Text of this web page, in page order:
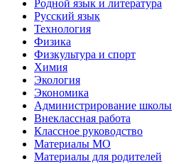
Родной язык и литература
Русский язык
Технология
Физика
Физкультура и спорт
Химия
Экология
Экономика
Администрирование школы
Внеклассная работа
Классное руководство
Материалы МО
Материалы для родителей